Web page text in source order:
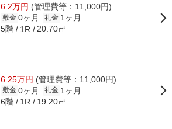
6.2万円 (管理費等：11,000円)
敷金 0ヶ月 礼金 1ヶ月
5階 1R 20.70㎡
6.25万円 (管理費等：11,000円)
敷金 0ヶ月 礼金 1ヶ月
6階 1R 19.20㎡